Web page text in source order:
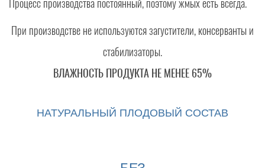
Процесс производства постоянный, поэтому жмых есть всегда.
При производстве не используются загустители, консерванты и
стабилизаторы.
ВЛАЖНОСТЬ ПРОДУКТА НЕ МЕНЕЕ 65%
НАТУРАЛЬНЫЙ ПЛОДОВЫЙ СОСТАВ